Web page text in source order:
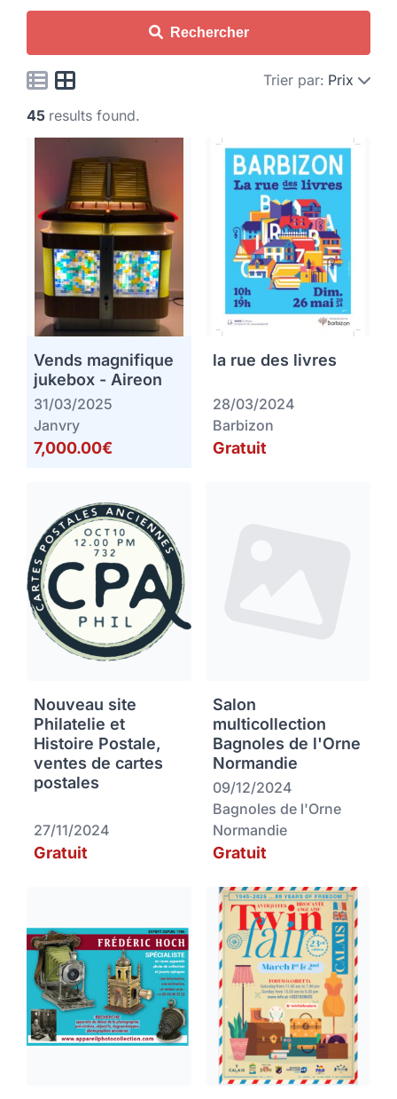
Rechercher
Trier par: Prix
45 results found.
Vends magnifique
jukebox - Aireon
31/03/2025
Janvry
7,000.00€
la rue des livres
28/03/2024
Barbizon
Gratuit
Nouveau site
Philatelie et
Histoire Postale,
ventes de cartes
postales
27/11/2024
Gratuit
Salon
multicollection
Bagnoles de l'Orne
Normandie
09/12/2024
Bagnoles de l'Orne
Normandie
Gratuit